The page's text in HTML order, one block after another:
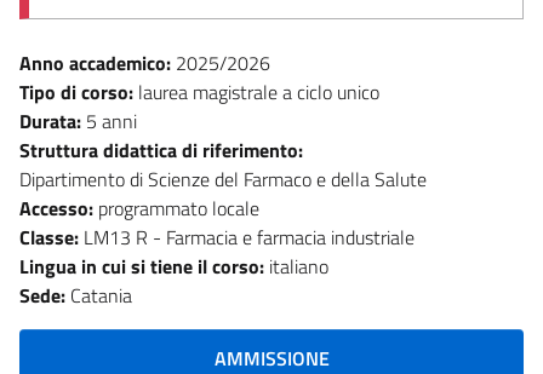
Anno accademico: 2025/2026
Tipo di corso: laurea magistrale a ciclo unico
Durata: 5 anni
Struttura didattica di riferimento:
Dipartimento di Scienze del Farmaco e della Salute
Accesso: programmato locale
Classe: LM13 R - Farmacia e farmacia industriale
Lingua in cui si tiene il corso: italiano
Sede: Catania
AMMISSIONE